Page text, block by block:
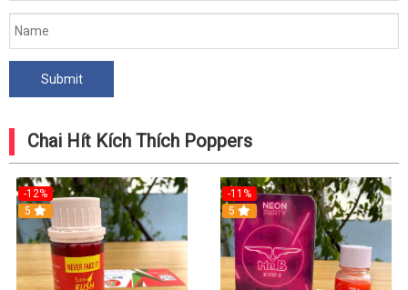
Chai Hít Kích Thích Poppers
-12%
5
-11%
5